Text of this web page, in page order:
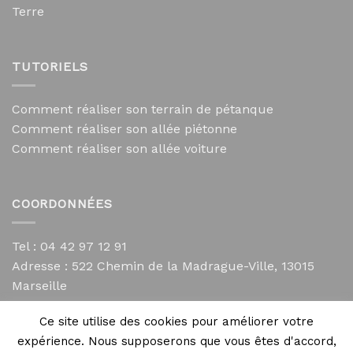
Terre
TUTORIELS
Comment réaliser son terrain de pétanque
Comment réaliser son allée piétonne
Comment réaliser son allée voiture
COORDONNÉES
Tel : 04 42 97 12 91
Adresse : 522 Chemin de la Madrague-Ville, 13015
Marseille
contact@mycailloux.com
Mentions légales
Ce site utilise des cookies pour améliorer votre
expérience. Nous supposerons que vous êtes d'accord,